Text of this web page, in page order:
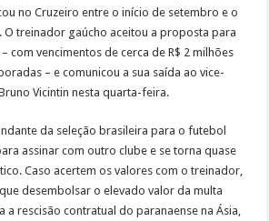
no Cruzeiro entre o início de setembro e o
treinador gaúcho aceitou a proposta para
com vencimentos de cerca de R$ 2 milhões
– e comunicou a sua saída ao vice-
Vicintin nesta quarta-feira.
da seleção brasileira para o futebol
assinar com outro clube e se torna quase
Caso acertem os valores com o treinador,
desembolsar o elevado valor da multa
a rescisão contratual do paranaense na Ásia,